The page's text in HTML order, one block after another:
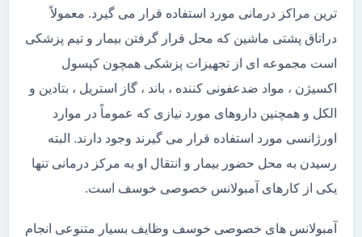
ترین مراکز درمانی مورد استفاده قرار می گیرد. معمولاً
دراتاق پشتی ماشین که محل قرار گرفتن بیمار و تیم پزشکی
است مجموعه ای از تجهیزات پزشکی همچون کپسول
اکسیژن ، مواد ضدعفونی کننده ، باند ، گاز استریل ، بتادین و
الکل و همچنین داروهای مورد نیازی که عموماً در موارد
اورژانسی مورد استفاده قرار می گیرند وجود دارند. البته
رسیدن به محل حضور بیمار و انتقال او به مرکز درمانی تنها
یکی از کارهای آمبولانس خصوصی خوسف است.
آمبولانس های خصوصی خوسف وظایف بسیار متنوعی انجام